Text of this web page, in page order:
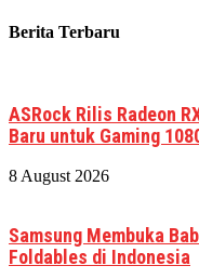
Berita Terbaru
ASRock Rilis Radeon
Baru untuk Gaming
8 August 2026
Samsung Membuka
Foldables di Indonesia